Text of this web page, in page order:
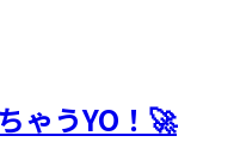
ゃうYO！🚀